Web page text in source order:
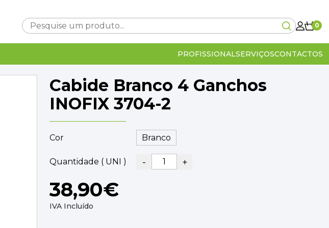
0
PROFISSIONALSERVIÇOSCONTACTOS
Carrinho Vazio!
Entrega
A calcular no checkout
FINALIZAR COMPRA
Cabide Branco 4 Ganchos
INOFIX 3704-2
Cor
Quantidade ( UNI ) - +
38,90€
IVA Incluído